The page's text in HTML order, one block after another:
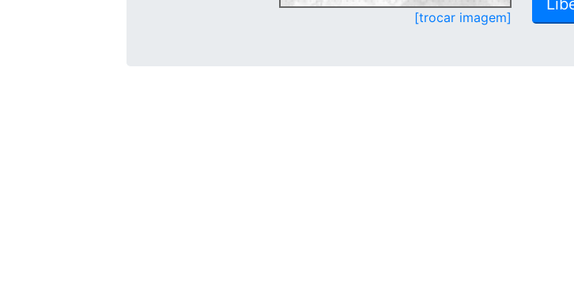
[trocar imagem]